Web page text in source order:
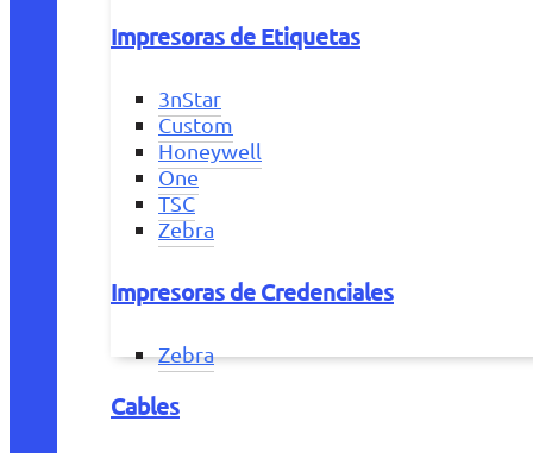
Impresoras de Etiquetas
3nStar
Custom
Honeywell
One
TSC
Zebra
Impresoras de Credenciales
Zebra
Cables